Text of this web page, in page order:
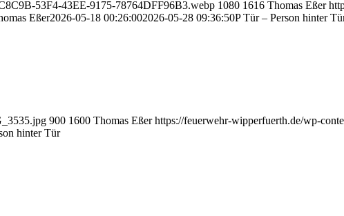
53F4-43EE-9175-78764DFF96B3.webp 1080 1616 Thomas Eßer
Eßer2026-05-18 00:26:002026-05-28 09:36:50P Tür – Person hinter
900 1600 Thomas Eßer https://feuerwehr-wipperfuerth.de/wp-
hinter Tür